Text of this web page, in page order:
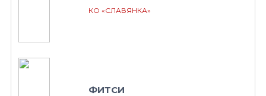
КО «СЛАВЯНКА»
ФИТСИ